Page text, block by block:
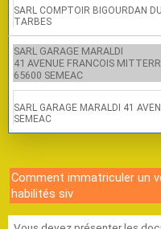
SARL COMPTOIR BIGOURDAN
TARBES
SARL GARAGE MARALDI
41 AVENUE FRANCOIS
65600 SEMEAC
SARL GARAGE MARALDI 41
SEMEAC
Comment immatriculer un
habilités siv